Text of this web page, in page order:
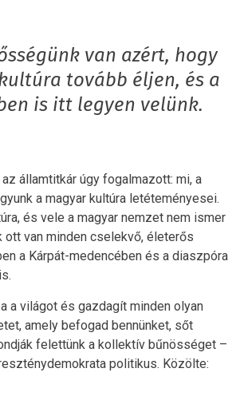
van azért, hogy
tovább éljen, és a
is itt legyen velünk.
államtitkár úgy fogalmazott: mi, a
a magyar kultúra letéteményesei.
és vele a magyar nemzet nem ismer
ott van minden cselekvő, életerős
a Kárpát-medencében és a diaszpóra
a világot és gazdagít minden olyan
amely befogad bennünket, sőt
felettünk a kollektív bűnösséget –
politikus. Közölte: